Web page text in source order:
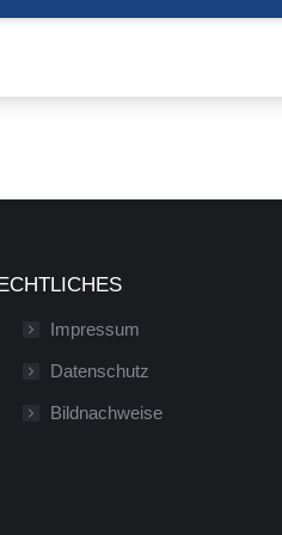
Impressum
Datenschutz
Bildnachweise